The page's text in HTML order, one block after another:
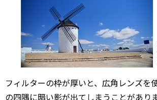
フィルターの枠が厚いと、広角レンズを
の四隅に暗い影が出てしまうことがあり